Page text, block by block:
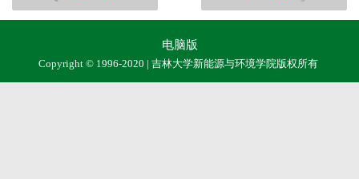
电脑版
Copyright © 1996-2020 | 吉林大学新能源与环境学院版权所有